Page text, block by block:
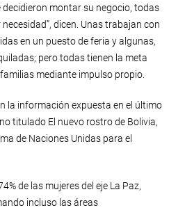
montar su negocio, todas
dicen. Unas trabajan con
en un puesto de feria y algunas,
pero todas tienen la meta
mediante impulso propio.
la información expuesta en el último
titulado El nuevo rostro de Bolivia,
de Naciones Unidas para el
de las mujeres del eje La Paz,
incluso las áreas